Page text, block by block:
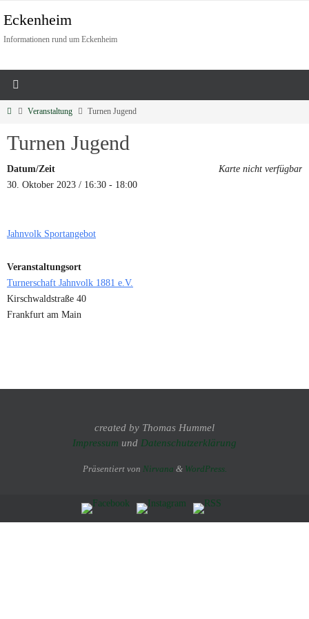
Eckenheim
Informationen rund um Eckenheim
Veranstaltung Turnen Jugend
Turnen Jugend
Karte nicht verfügbar
Datum/Zeit
30. Oktober 2023 / 16:30 - 18:00
Jahnvolk Sportangebot
Veranstaltungsort
Turnerschaft Jahnvolk 1881 e.V.
Kirschwaldstraße 40
Frankfurt am Main
created by Thomas Hummel
Impressum und Datenschutzerklärung
Präsentiert von Nirvana & WordPress.